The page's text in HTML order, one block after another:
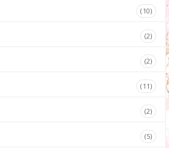
(10)
(2)
(2)
(11)
(2)
(5)